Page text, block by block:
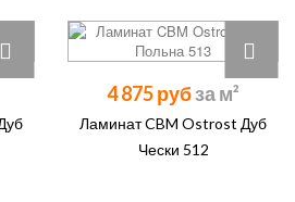
4 875 руб
Ламинат CBM Ostrost Дуб
Чески 512